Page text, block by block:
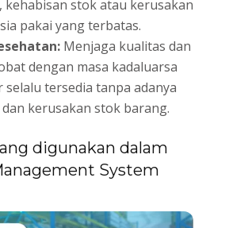
kehabisan stok atau kerusakan
pakai yang terbatas.
Menjaga kualitas dan
dengan masa kadaluarsa
tersedia tanpa adanya
kerusakan stok barang.
digunakan dalam
System